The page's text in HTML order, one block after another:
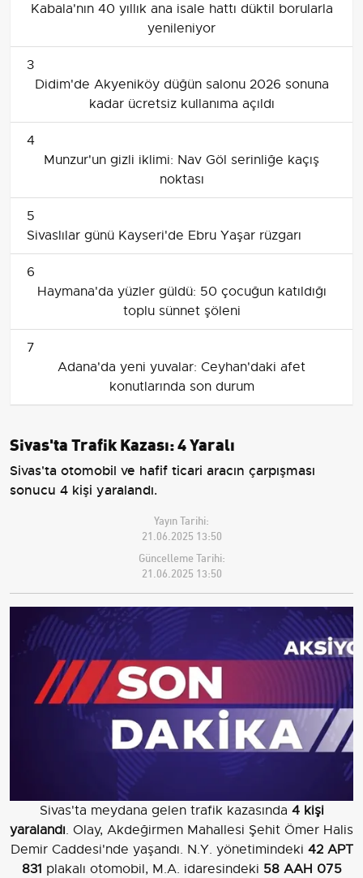
Kabala'nın 40 yıllık ana isale hattı düktil borularla
yenileniyor
3
Didim'de Akyeniköy düğün salonu 2026 sonuna
kadar ücretsiz kullanıma açıldı
4
Munzur'un gizli iklimi: Nav Göl serinliğe kaçış
noktası
5
Sivaslılar günü Kayseri'de Ebru Yaşar rüzgarı
6
Haymana'da yüzler güldü: 50 çocuğun katıldığı
toplu sünnet şöleni
7
Adana'da yeni yuvalar: Ceyhan'daki afet
konutlarında son durum
Sivas'ta Trafik Kazası: 4 Yaralı
Sivas'ta otomobil ve hafif ticari aracın çarpışması
sonucu 4 kişi yaralandı.
Yayın Tarihi:
21.06.2025 13:50
Güncelleme Tarihi:
21.06.2025 13:50
Sivas'ta meydana gelen trafik kazasında 4 kişi
yaralandı. Olay, Akdeğirmen Mahallesi Şehit Ömer Halis
Demir Caddesi'nde yaşandı. N.Y. yönetimindeki 42 APT
831 plakalı otomobil, M.A. idaresindeki 58 AAH 075